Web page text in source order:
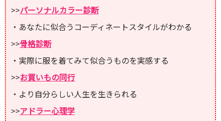
>>パーソナルカラー診断
・あなたに似合うコーディネートスタイルがわかる
>>骨格診断
・実際に服を着てみて似合うものを実感する
>>お買いもの同行
・より自分らしい人生を生きられる
>>アドラー心理学